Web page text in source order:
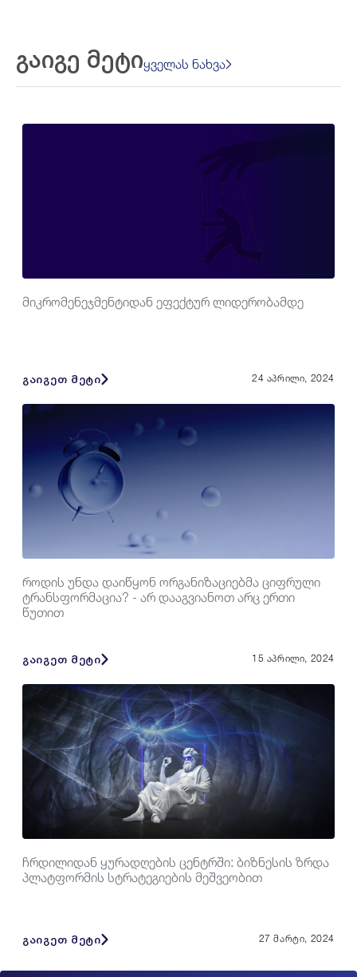
გაიგე მეტიყველას ნახვა
მიკრომენეჯმენტიდან ეფექტურ ლიდერობამდე
გაიგეთ მეტი 24 აპრილი, 2024
როდის უნდა დაიწყონ ორგანიზაციებმა ციფრული
ტრანსფორმაცია? - არ დააგვიანოთ არც ერთი
წუთით
გაიგეთ მეტი 15 აპრილი, 2024
ჩრდილიდან ყურადღების ცენტრში: ბიზნესის ზრდა
პლატფორმის სტრატეგიების მეშვეობით
გაიგეთ მეტი 27 მარტი, 2024